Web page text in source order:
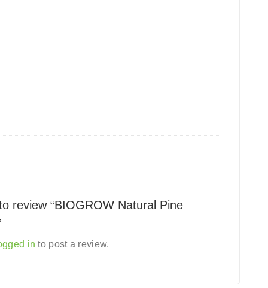
review “BIOGROW Natural Pine
in to post a review.